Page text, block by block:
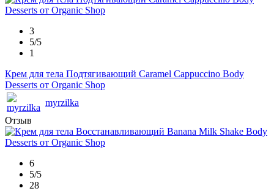
3
5/5
1
Крем для тела Подтягивающий Caramel Cappuccino Body
Desserts от Organic Shop
myrzilka
Отзыв
6
5/5
28